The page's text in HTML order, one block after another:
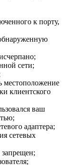
к порту,
сети;
местоположение
клиентского
ваш
адаптера;
сетевых